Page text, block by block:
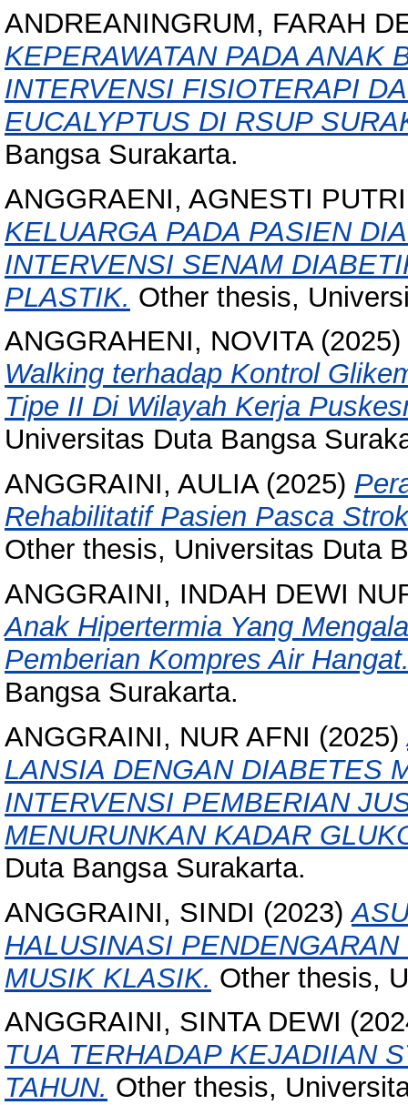
ANDREANINGRUM, FARAH
KEPERAWATAN PADA ANAK
INTERVENSI FISIOTERAPI
EUCALYPTUS DI RSUP
Bangsa Surakarta.
ANGGRAENI, AGNESTI PUTRI
KELUARGA PADA PASIEN
INTERVENSI SENAM
PLASTIK. Other thesis,
ANGGRAHENI, NOVITA(2025)
Walking terhadap Kontrol
Tipe II Di Wilayah Kerja
Universitas Duta Bangsa
ANGGRAINI, AULIA(2025)
Rehabilitatif Pasien Pasca
Other thesis, Universitas Duta
ANGGRAINI, INDAH DEWI
Anak Hipertermia Yang
Pemberian Kompres Air
Bangsa Surakarta.
ANGGRAINI, NUR AFNI (2025)
LANSIA DENGAN DIABETES
INTERVENSI PEMBERIAN
MENURUNKAN KADAR
Duta Bangsa Surakarta.
ANGGRAINI, SINDI (2023)
HALUSINASI
MUSIK KLASIK. Other thesis,
ANGGRAINI, SINTA DEWI
TUA TERHADAP KEJADIIAN
TAHUN. Other thesis,